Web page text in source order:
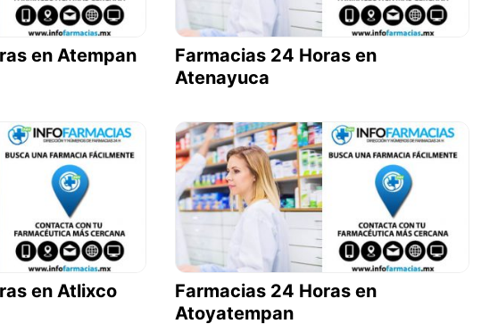
en Atempan
Farmacias 24 Horas en
Atenayuca
en Atlixco
Farmacias 24 Horas en
Atoyatempan